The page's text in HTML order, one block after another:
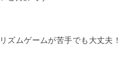
ズムゲームが苦手でも大丈夫！